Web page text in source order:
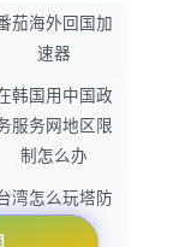
茄海外回国加
速器
韩国用中国政
服务网地区限
制怎么办
湾怎么玩塔防